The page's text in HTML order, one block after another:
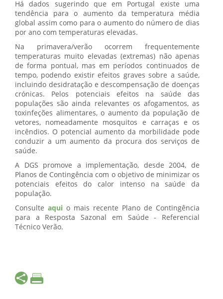
Há dados sugerindo que em Portugal existe uma
tendência para o aumento da temperatura média
global assim como para o aumento do número de dias
por ano com temperaturas elevadas.
Na primavera/verão ocorrem frequentemente
temperaturas muito elevadas (extremas) não apenas
de forma pontual, mas em períodos continuados de
tempo, podendo existir efeitos graves sobre a saúde,
incluindo desidratação e descompensação de doenças
crónicas. Pelos potenciais efeitos na saúde das
populações são ainda relevantes os afogamentos, as
toxinfeções alimentares, o aumento da população de
vetores, nomeadamente mosquitos e carraças e os
incêndios. O potencial aumento da morbilidade pode
conduzir a um aumento da procura dos serviços de
saúde.
A DGS promove a implementação, desde 2004, de
Planos de Contingência com o objetivo de minimizar os
potenciais efeitos do calor intenso na saúde da
população.
Consulteaqui o mais recente Plano de Contingência
para a Resposta Sazonal em Saúde - Referencial
Técnico Verão.